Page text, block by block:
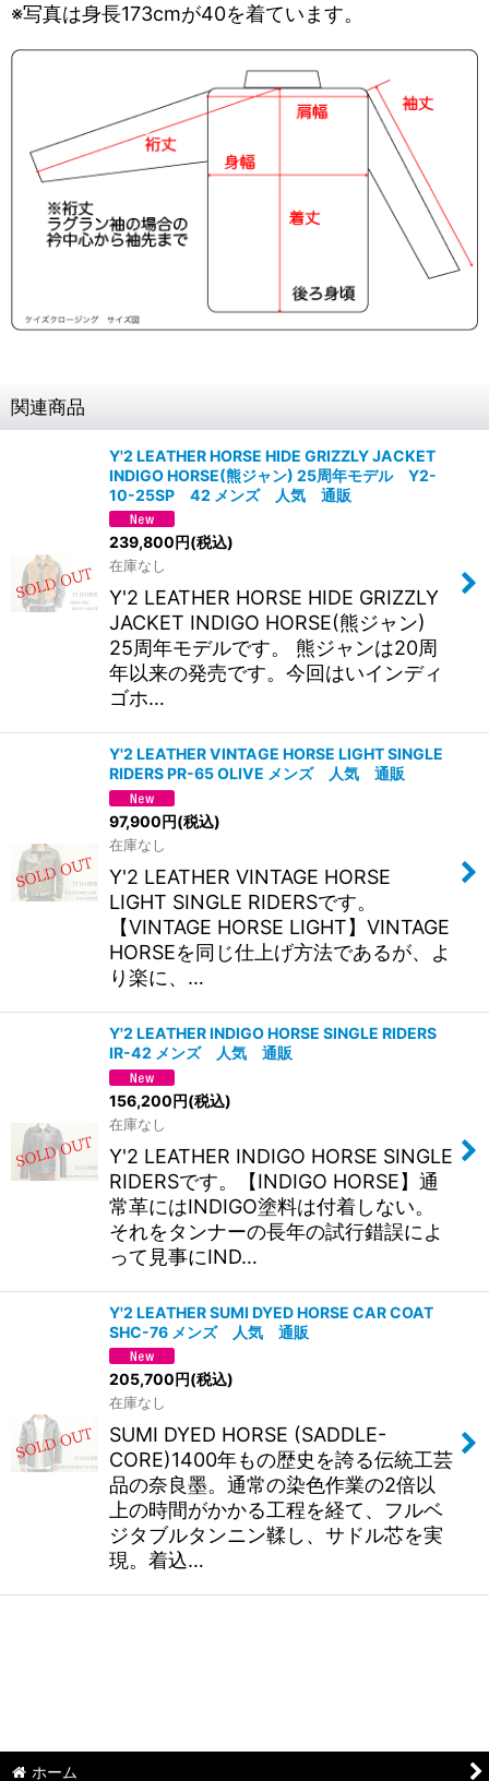
※写真は身長173cmが40を着ています。
関連商品
Y'2 LEATHER HORSE HIDE GRIZZLY JACKET
INDIGO HORSE(熊ジャン) 25周年モデル Y2-
10-25SP 42 メンズ 人気 通販
239,800円(税込)
在庫なし
Y'2 LEATHER HORSE HIDE GRIZZLY
JACKET INDIGO HORSE(熊ジャン)
25周年モデルです。 熊ジャンは20周
年以来の発売です。今回はいインディ
ゴホ…
Y'2 LEATHER VINTAGE HORSE LIGHT SINGLE
RIDERS PR-65 OLIVE メンズ 人気 通販
97,900円(税込)
在庫なし
Y'2 LEATHER VINTAGE HORSE
LIGHT SINGLE RIDERSです。
【VINTAGE HORSE LIGHT】VINTAGE
HORSEを同じ仕上げ方法であるが、よ
り楽に、…
Y'2 LEATHER INDIGO HORSE SINGLE RIDERS
IR-42 メンズ 人気 通販
156,200円(税込)
在庫なし
Y'2 LEATHER INDIGO HORSE SINGLE
RIDERSです。【INDIGO HORSE】通
常革にはINDIGO塗料は付着しない。
それをタンナーの長年の試行錯誤によ
って見事にIND…
Y'2 LEATHER SUMI DYED HORSE CAR COAT
SHC-76 メンズ 人気 通販
205,700円(税込)
在庫なし
SUMI DYED HORSE (SADDLE-
CORE)1400年もの歴史を誇る伝統工芸
品の奈良墨。通常の染色作業の2倍以
上の時間がかかる工程を経て、フルベ
ジタブルタンニン鞣し、サドル芯を実
現。着込…
ホーム